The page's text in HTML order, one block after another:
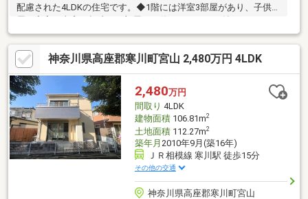
配慮された4LDKの住宅です。◆1階には洋室3部屋があり、子供部
屋や寝室、書斎や趣味のお部屋にお使いいただける納戸があり、
ご家族のライフスタイルに合わせた用途でご利用でき、各居室に
は収納が備わっています◇◆2階には開放感のあるLDKがあり、ご
家族が自然と集まる心地の良い空間になっています。リビングに
隣接する和室は、お子様の遊び場や来客用のお部屋としても便利
です◇◆浴室や洗面所を2階に配置することで、家事動線も良
く、バルコニーへのアクセスもスムーズで流れが効率的で、家事
の負担を軽減できます◇◆バランスの取れた間取りが魅力です♪
神奈川県高座郡寒川町宮山 2,480万円 4LDK
2,480万円
間取り 4LDK
建物面積106.81m2
土地面積112.27m2
築年月 2010年9月(築16年)
ＪＲ相模線 寒川駅 徒歩15分
その他の交通
神奈川県高座郡寒川町宮山